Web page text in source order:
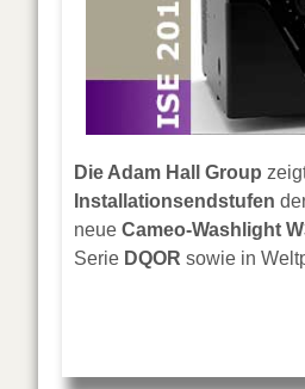
Die Adam Hall Group
Installationsendstufen
neue Cameo-Washlight
Serie DQOR sowie in